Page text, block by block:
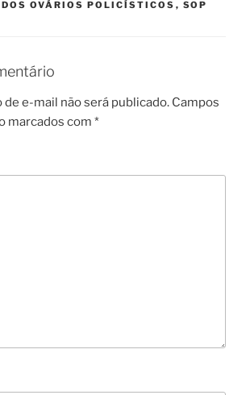
OVÁRIOS POLICÍSTICOS , SOP
de e-mail não será publicado. Campos
marcados com *